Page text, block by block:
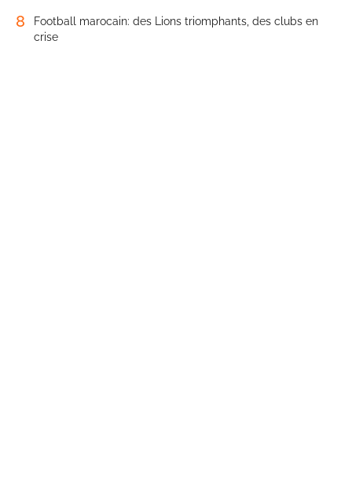
8
Football marocain: des Lions triomphants, des clubs en
crise